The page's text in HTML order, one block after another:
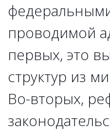
проводимой
первых, это
структур из
Во-вторых,